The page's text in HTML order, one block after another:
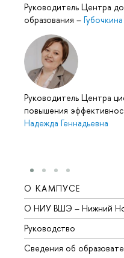
Руководитель Центра
образования –
Руководитель Центра
повышения
Надежда Геннадьевна
О КАМПУСЕ
О НИУ ВШЭ – Нижний
Руководство
Сведения об